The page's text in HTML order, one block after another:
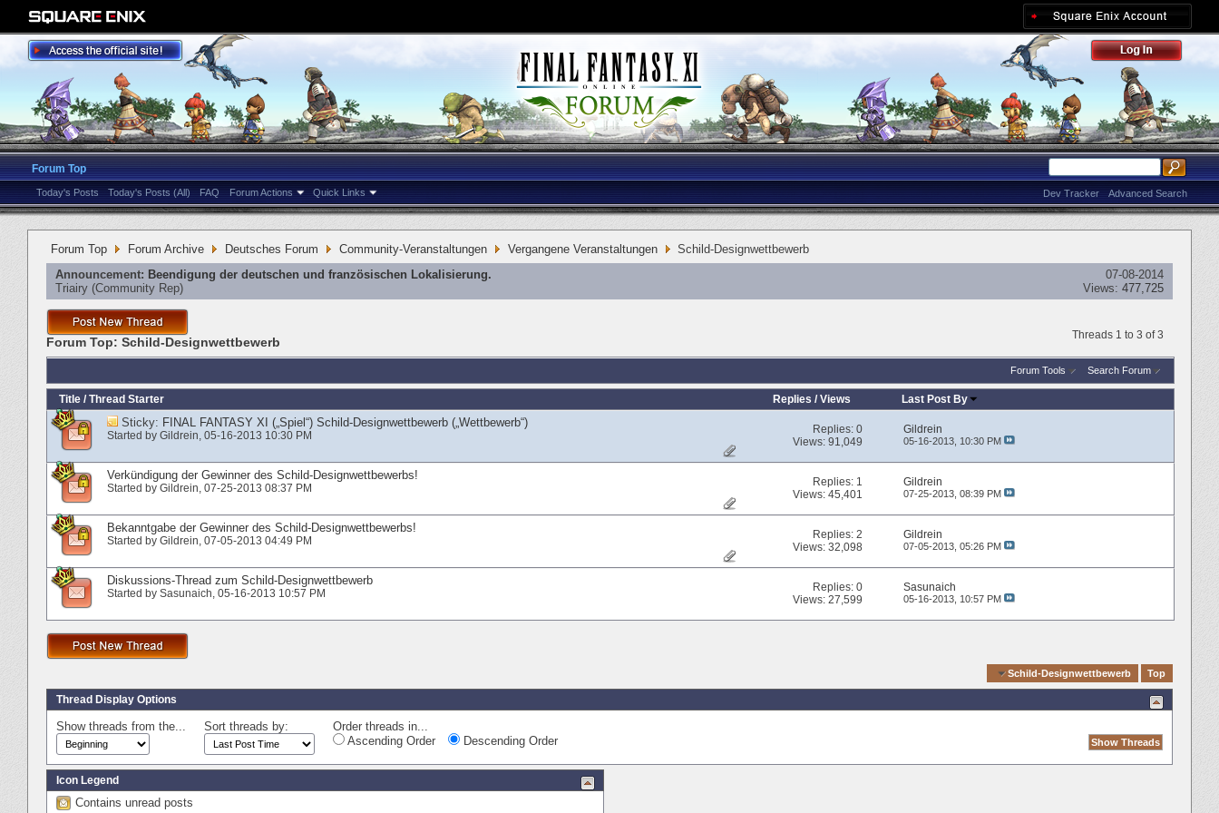
Forum Top
Today's Posts Today's Posts (All) FAQ Forum Actions Quick Links Advanced Search
Dev Tracker
Forum Top Forum Archive Deutsches Forum Community-Veranstaltungen Vergangene Veranstaltungen
Schild-Designwettbewerb
Announcement: Beendigung der deutschen und französischen Lokalisierung.
Triairy ‎(Community Rep)
07-08-2014
Views: 477,725
Threads 1 to 3 of 3
Forum Top: Schild-Designwettbewerb
Forum Tools Search Forum
Title / Thread Starter Replies /Views Last Post By
Sticky: FINAL FANTASY XI („Spiel“) Schild-Designwettbewerb („Wettbewerb“)
Started by Gildrein‎, 05-16-2013 10:30 PM Replies:0
Views: 91,049
Gildrein
05-16-2013, 10:30 PM
Verkündigung der Gewinner des Schild-Designwettbewerbs!
Started by Gildrein‎, 07-25-2013 08:37 PM Replies: 1
Views: 45,401
Gildrein
07-25-2013, 08:39 PM
Bekanntgabe der Gewinner des Schild-Designwettbewerbs!
Started by Gildrein‎, 07-05-2013 04:49 PM Replies:2
Views: 32,098
Gildrein
07-05-2013, 05:26 PM
Diskussions-Thread zum Schild-Designwettbewerb
Started by Sasunaich‎, 05-16-2013 10:57 PM Replies:0
Views: 27,599
Sasunaich
05-16-2013, 10:57 PM
Schild-Designwettbewerb Top
Thread Display Options
Show threads from the... Sort threads by:
Order threads in...
Ascending Order
Descending Order
Icon Legend
Contains unread posts